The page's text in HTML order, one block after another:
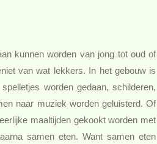
kunnen worden van jong tot oud of
van wat lekkers. In het gebouw is
worden gedaan, schilderen,
naar muziek worden geluisterd. Of
maaltijden gekookt worden met
samen eten. Want samen eten